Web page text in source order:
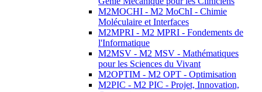
M2MOCHI - M2 MoChI - Chimie
Moléculaire et Interfaces
M2MPRI - M2 MPRI - Fondements de
l'Informatique
M2MSV - M2 MSV - Mathématiques
pour les Sciences du Vivant
M2OPTIM - M2 OPT - Optimisation
M2PIC - M2 PIC - Projet, Innovation,